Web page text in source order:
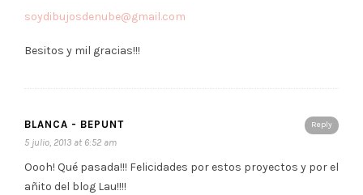
soydibujosdenube@gmail.com
Besitos y mil gracias!!!
Reply
BLANCA - BEPUNT
5 julio, 2013 at 6:52 am
Oooh! Qué pasada!!! Felicidades por estos proyectos y por el
añito del blog Lau!!!!